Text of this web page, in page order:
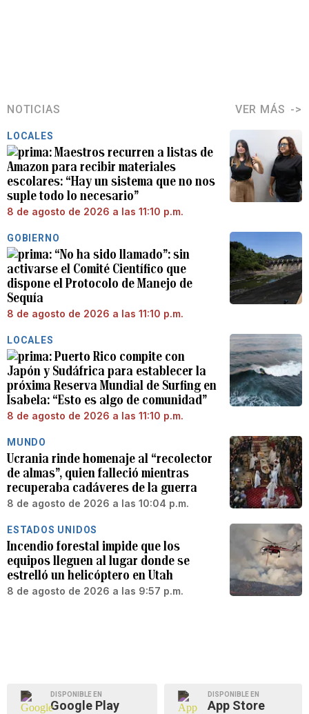
NOTICIAS VER MÁS
LOCALES
Maestros recurren a listas de
Amazon para recibir materiales
escolares: “Hay un sistema que no nos
suple todo lo necesario”
8 de agosto de 2026 a las 11:10 p.m.
GOBIERNO
“No ha sido llamado”: sin
activarse el Comité Científico que
dispone el Protocolo de Manejo de
Sequía
8 de agosto de 2026 a las 11:10 p.m.
LOCALES
Puerto Rico compite con
Japón y Sudáfrica para establecer la
próxima Reserva Mundial de Surfing en
Isabela: “Esto es algo de comunidad”
8 de agosto de 2026 a las 11:10 p.m.
MUNDO
Ucrania rinde homenaje al “recolector
de almas”, quien falleció mientras
recuperaba cadáveres de la guerra
8 de agosto de 2026 a las 10:04 p.m.
ESTADOS UNIDOS
Incendio forestal impide que los
equipos lleguen al lugar donde se
estrelló un helicóptero en Utah
8 de agosto de 2026 a las 9:57 p.m.
DISPONIBLE EN
Google Play
DISPONIBLE EN
App Store